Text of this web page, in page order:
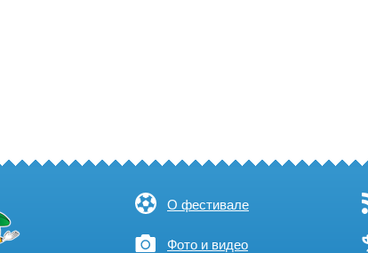
О фестивале
Фото и видео